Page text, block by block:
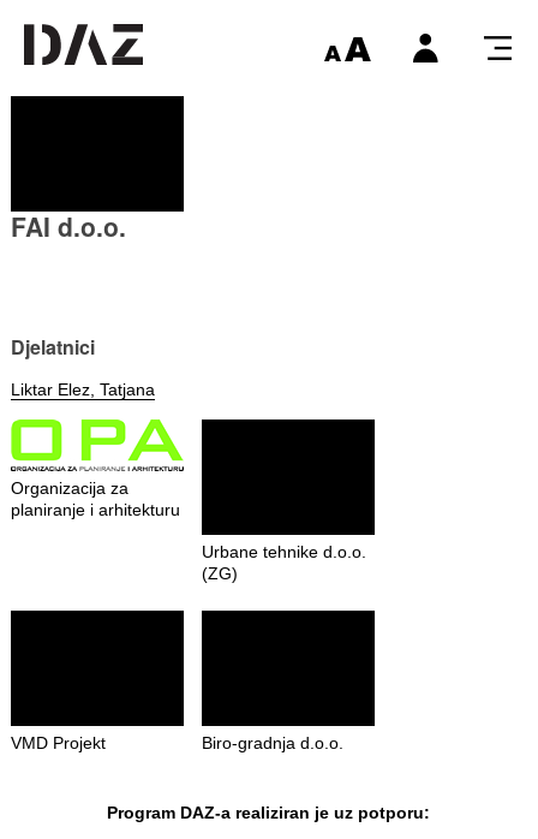
FAI d.o.o.
Djelatnici
Liktar Elez, Tatjana
Organizacija za
planiranje i arhitekturu
Urbane tehnike d.o.o.
(ZG)
VMD Projekt Biro-gradnja d.o.o.
Program DAZ-a realiziran je uz potporu: